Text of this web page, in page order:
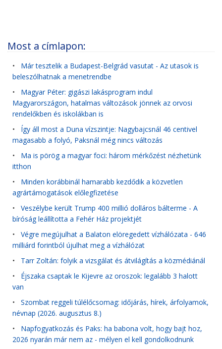
Most a címlapon:
• Már tesztelik a Budapest-Belgrád vasutat - Az utasok is
beleszólhatnak a menetrendbe
• Magyar Péter: gigászi lakásprogram indul
Magyarországon, hatalmas változások jönnek az orvosi
rendelőkben és iskolákban is
• Így áll most a Duna vízszintje: Nagybajcsnál 46 centivel
magasabb a folyó, Paksnál még nincs változás
• Ma is pörög a magyar foci: három mérkőzést nézhetünk
itthon
• Minden korábbinál hamarabb kezdődik a közvetlen
agrártámogatások előlegfizetése
• Veszélybe került Trump 400 millió dolláros bálterme - A
bíróság leállította a Fehér Ház projektjét
• Végre megújulhat a Balaton elöregedett vízhálózata - 646
milliárd forintból újulhat meg a vízhálózat
• Tarr Zoltán: folyik a vizsgálat és átvilágítás a közmédiánál
• Éjszaka csaptak le Kijevre az oroszok: legalább 3 halott
van
• Szombat reggeli túlélőcsomag: időjárás, hírek, árfolyamok,
névnap (2026. augusztus 8.)
• Napfogyatkozás és Paks: ha babona volt, hogy bajt hoz,
2026 nyarán már nem az - mélyen el kell gondolkodnunk